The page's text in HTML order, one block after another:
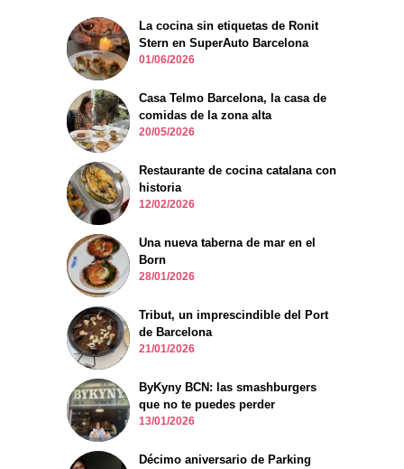
La cocina sin etiquetas de Ronit
Stern en SuperAuto Barcelona
01/06/2026
Casa Telmo Barcelona, la casa de
comidas de la zona alta
20/05/2026
Restaurante de cocina catalana con
historia
12/02/2026
Una nueva taberna de mar en el
Born
28/01/2026
Tribut, un imprescindible del Port
de Barcelona
21/01/2026
ByKyny BCN: las smashburgers
que no te puedes perder
13/01/2026
Décimo aniversario de Parking